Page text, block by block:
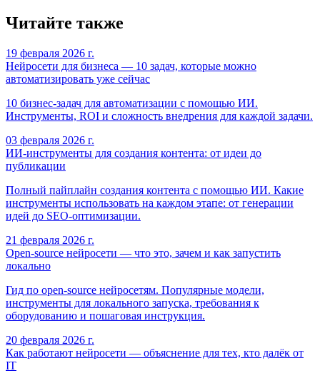
Читайте также
19 февраля 2026 г.
Нейросети для бизнеса — 10 задач, которые можно
автоматизировать уже сейчас
10 бизнес-задач для автоматизации с помощью ИИ.
Инструменты, ROI и сложность внедрения для каждой задачи.
03 февраля 2026 г.
ИИ-инструменты для создания контента: от идеи до
публикации
Полный пайплайн создания контента с помощью ИИ. Какие
инструменты использовать на каждом этапе: от генерации
идей до SEO-оптимизации.
21 февраля 2026 г.
Open-source нейросети — что это, зачем и как запустить
локально
Гид по open-source нейросетям. Популярные модели,
инструменты для локального запуска, требования к
оборудованию и пошаговая инструкция.
20 февраля 2026 г.
Как работают нейросети — объяснение для тех, кто далёк от
IT